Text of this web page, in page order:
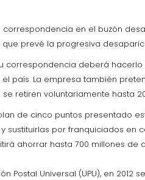
en el buzón
prevé la progresiva
correspondencia deberá
país. La empresa también
retiren voluntariamente hasta
de cinco puntos presentado
sustituirlas por franquiciados
ahorrar hasta 700 millones de
Postal Universal (UPU), en